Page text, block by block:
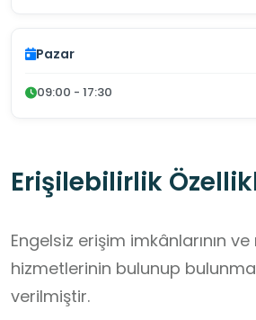
Pazar
09:00 - 17:30
Erişilebilirlik
Engelsiz erişim imkânlarının
hizmetlerinin bulunup
verilmiştir.